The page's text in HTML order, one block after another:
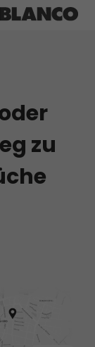
zu